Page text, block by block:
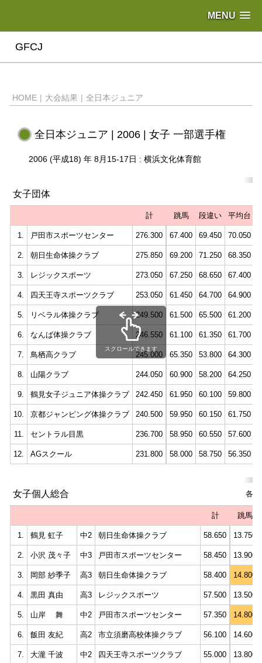
MENU
GFCJ
HOME | 大会結果 | 全日本ジュニア
全日本ジュニア | 2006 | 女子 一部選手権
2006 (平成18) 年 8月15-17日 : 横浜文化体育館
女子団体
計 跳馬 段違い 平均台
1. 戸田市スポーツセンター 276.300 67.400 69.450 70.050
2. 朝日生命体操クラブ 275.850 69.200 71.250 68.350
3. レジックスポーツ 273.050 67.250 68.650 67.400
4. 四天王寺スポーツクラブ 253.050 61.450 64.700 64.900
5. リベラル体操クラブ 249.500 61.500 65.500 61.200
6. なんば体操クラブ 246.550 61.100 61.350 61.700
7. 鳥栖高クラブ 245.000 65.350 53.800 64.300
8. 山陽クラブ 244.050 60.900 58.200 64.250
9. 鶴見女子ジュニア体操クラブ 242.450 61.950 60.100 59.800
10. 京都ジャンピング体操クラブ 240.500 59.950 60.150 61.750
11. セントラル目黒 236.700 58.950 60.550 57.600
12. AGスクール 231.800 58.000 58.750 56.350
スクロールできます
女子個人総合 各
計 跳馬
1. 鶴見 虹子 中2 朝日生命体操クラブ 58.650 13.750
2. 小沢 茂々子 中3 戸田市スポーツセンター 58.450 13.900
3. 岡部 紗季子 高3 朝日生命体操クラブ 58.400 14.800
4. 黒田 真由 高3 レジックスポーツ 57.500 13.500
5. 山岸 舞 中2 戸田市スポーツセンター 57.350 14.800
6. 飯田 友紀 高2 市立須磨高校体操クラブ 56.100 14.600
7. 大瀧 千波 中2 四天王寺スポーツクラブ 55.000 13.800